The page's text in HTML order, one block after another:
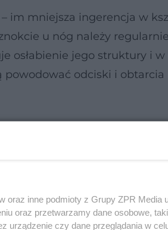
im mniejsza ingerencja w
u nóg należy
osłabienie jego struktury i w
odciski i obtarcia
oraz inne podmioty z Grupy ZPR Media
oraz przetwarzamy dane osobowe,
urządzenie czy dane przeglądania w